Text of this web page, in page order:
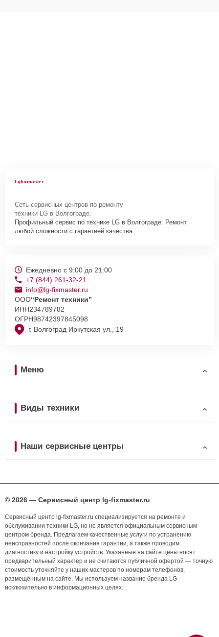
Lgfixmaster
Сеть сервисных центров по ремонту
техники LG в Волгограде.
Профильный сервис по технике LG в Волгограде. Ремонт
любой сложности с гарантией качества.
г. Волгоград Иркутская ул., 19
Ежедневно с 9:00 до 21:00
+7 (844) 261-32-21
info@lg-fixmaster.ru
ООО“Ремонт техники”
ИНН234789782
ОГРН98742397845098
Меню
Виды техники
Наши сервисные центры
© 2026 — Сервисный центр lg-fixmaster.ru
Сервисный центр lg-fixmaster.ru специализируется на ремонте и
обслуживании техники LG, но не является официальным сервисным
центром бренда. Предлагаем качественные услуги по устранению
неисправностей после окончания гарантии, а также проводим
диагностику и настройку устройств. Указанные на сайте цены носят
предварительный характер и не считаются публичной офертой — точную
стоимость уточняйте у наших мастеров по номерам телефонов,
размещённым на сайте. Мы используем название бренда LG
исключительно в информационных целях.